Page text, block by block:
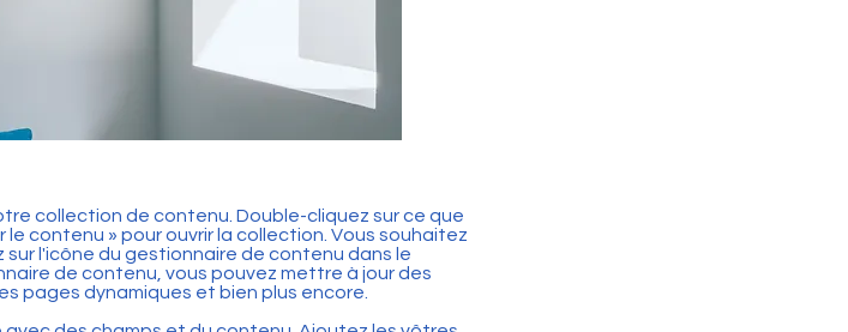
collection de contenu. Double-cliquez sur ce que
contenu » pour ouvrir la collection. Vous souhaitez
l'icône du gestionnaire de contenu dans le
de contenu, vous pouvez mettre à jour des
pages dynamiques et bien plus encore.